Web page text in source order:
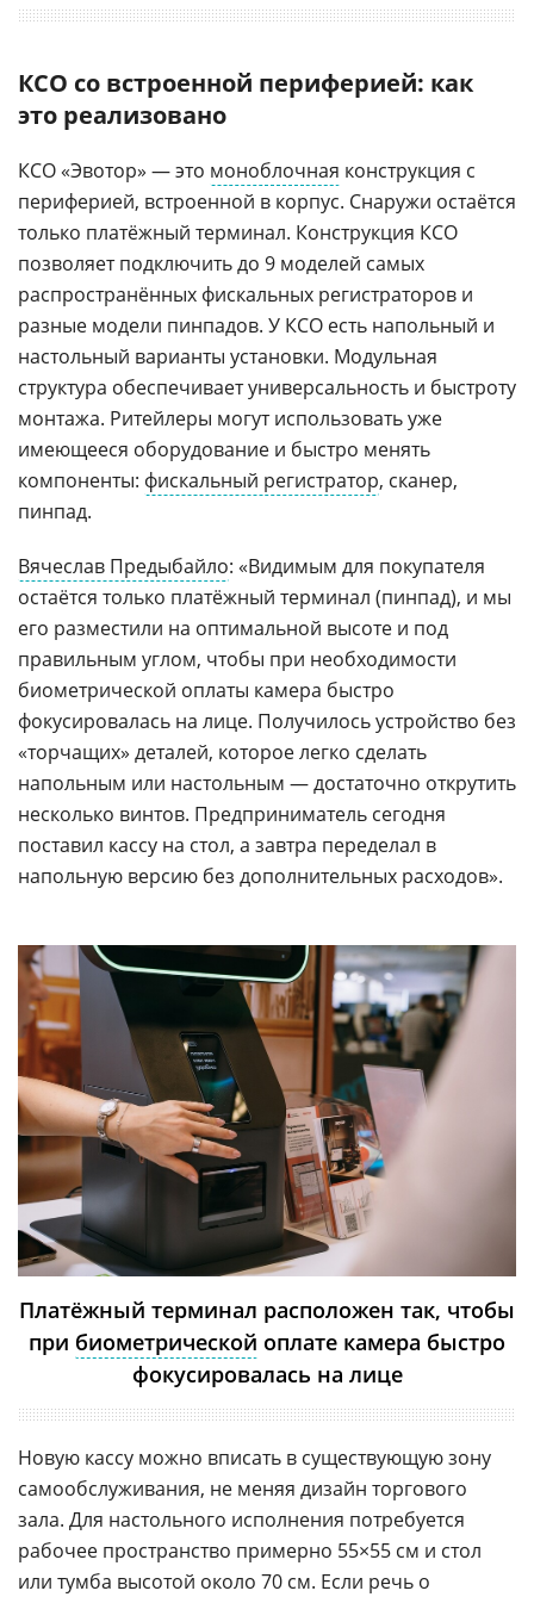
КСО со встроенной периферией: как
это реализовано
КСО «Эвотор» — это моноблочная конструкция с
периферией, встроенной в корпус. Снаружи остаётся
только платёжный терминал. Конструкция КСО
позволяет подключить до 9 моделей самых
распространённых фискальных регистраторов и
разные модели пинпадов. У КСО есть напольный и
настольный варианты установки. Модульная
структура обеспечивает универсальность и быстроту
монтажа. Ритейлеры могут использовать уже
имеющееся оборудование и быстро менять
компоненты: фискальный регистратор, сканер,
пинпад.
Вячеслав Предыбайло: «Видимым для покупателя
остаётся только платёжный терминал (пинпад), и мы
его разместили на оптимальной высоте и под
правильным углом, чтобы при необходимости
биометрической оплаты камера быстро
фокусировалась на лице. Получилось устройство без
«торчащих» деталей, которое легко сделать
напольным или настольным — достаточно открутить
несколько винтов. Предприниматель сегодня
поставил кассу на стол, а завтра переделал в
напольную версию без дополнительных расходов».
Платёжный терминал расположен так, чтобы
при биометрической оплате камера быстро
фокусировалась на лице
Новую кассу можно вписать в существующую зону
самообслуживания, не меняя дизайн торгового
зала. Для настольного исполнения потребуется
рабочее пространство примерно 55×55 см и стол
или тумба высотой около 70 см. Если речь о